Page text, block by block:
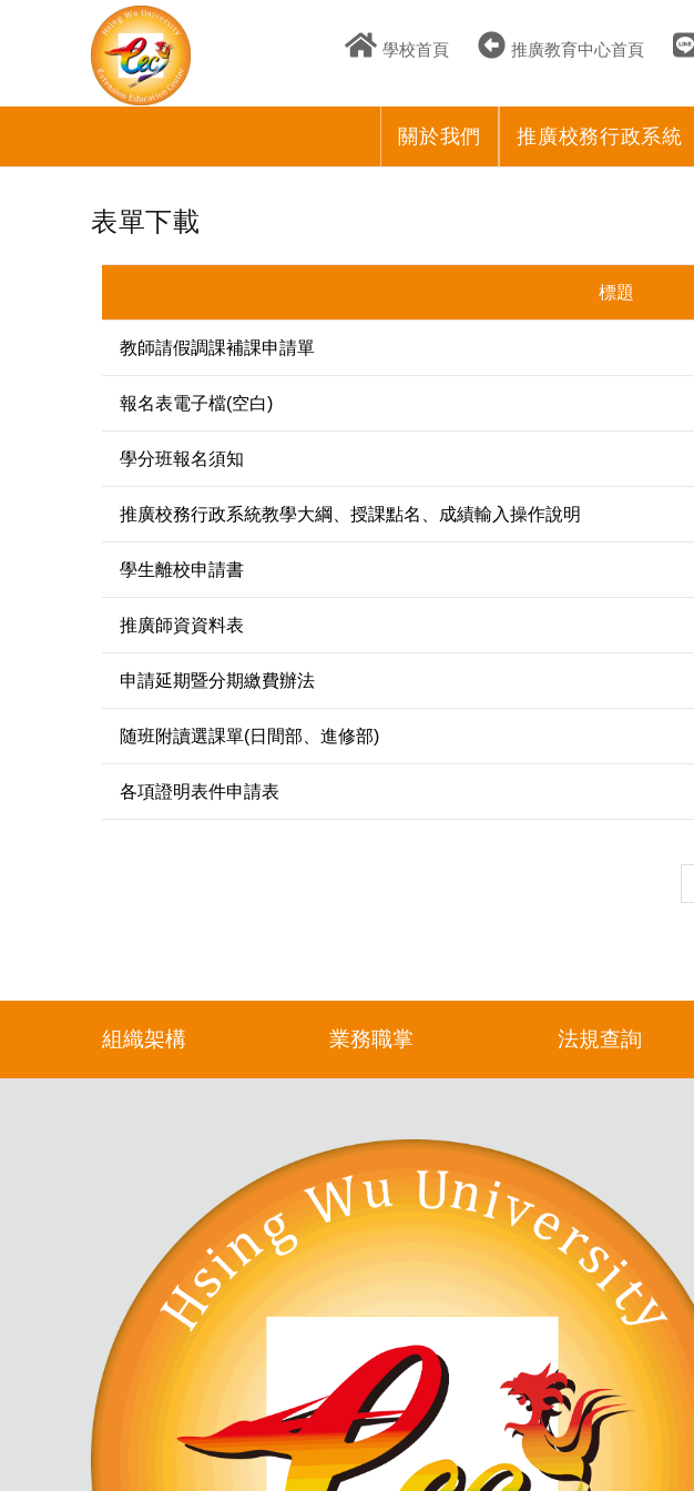
學校首頁 推廣教育中心首頁
關於我們 推廣校務行政系統
表單下載
標題
教師請假調課補課申請單
報名表電子檔(空白)
學分班報名須知
推廣校務行政系統教學大綱、授課點名、成績輸入操作說明
學生離校申請書
推廣師資資料表
申請延期暨分期繳費辦法
随班附讀選課單(日間部、進修部)
各項證明表件申請表
組織架構 業務職掌 法規查詢